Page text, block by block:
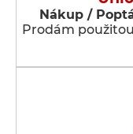
Nákup /
Prodám